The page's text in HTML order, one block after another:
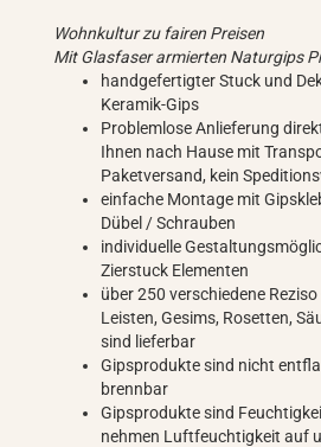
Wohnkultur zu fairen Preisen
Mit Glasfaser armierten Naturgips
handgefertigter Stuck und
Keramik-Gips
Problemlose Anlieferung
Ihnen nach Hause mit
Paketversand, kein
einfache Montage mit
Dübel / Schrauben
individuelle
Zierstuck Elementen
über 250 verschiedene
Leisten, Gesims, Rosetten,
sind lieferbar
Gipsprodukte sind nicht
brennbar
Gipsprodukte sind
nehmen Luftfeuchtigkeit auf